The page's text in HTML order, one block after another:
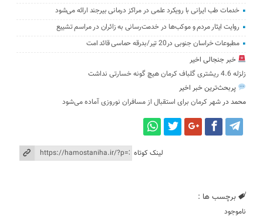
خدمات طب ایرانی با رویکرد علمی در مراکز درمانی بیرجند ارائه می‌شود
روایت ایثار مردم و موکب‌ها در خدمت‌رسانی به زائران در مراسم تشییع
مطبوعات خراسان جنوبی در20 تیر/بدرقه حماسی قائد امت
خبر جنجالی اخیر
زلزله 4.6 ریشتری گلباف کرمان هیچ گونه خسارتی نداشت
پربحث‌ترین خبر اخیر
محمد درشهر کرمان برای استقبال از مسافران نوروزی آماده می‌شود
لینک کوتاه
برچسب ها :
ناموجود